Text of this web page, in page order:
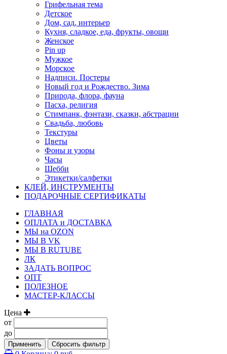
Грифельная тема
Детское
Дом, сад, интерьер
Кухня, сладкое, еда, фрукты, овощи
Женское
Pin up
Мужкое
Морское
Надписи. Постеры
Новый год и Рождество. Зима
Природа, флора, фауна
Пасха, религия
Стимпанк, фэнтази, сказки, абстрации
Свадьба, любовь
Текстуры
Цветы
Фоны и узоры
Часы
Шебби
Этикетки/салфетки
КЛЕЙ, ИНСТРУМЕНТЫ
ПОДАРОЧНЫЕ СЕРТИФИКАТЫ
ГЛАВНАЯ
ОПЛАТА и ДОСТАВКА
МЫ на OZON
МЫ В VK
МЫ В RUTUBE
ЛК
ЗАДАТЬ ВОПРОС
ОПТ
ПОЛЕЗНОЕ
МАСТЕР-КЛАССЫ
Цена
от
до
Применить Сбросить фильтр